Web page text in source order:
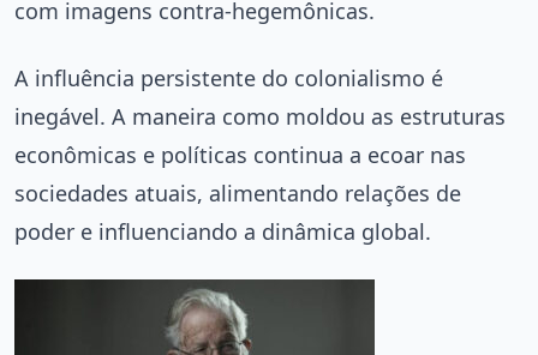
com imagens contra-hegemônicas.
A influência persistente do colonialismo é
inegável. A maneira como moldou as estruturas
econômicas e políticas continua a ecoar nas
sociedades atuais, alimentando relações de
poder e influenciando a dinâmica global.